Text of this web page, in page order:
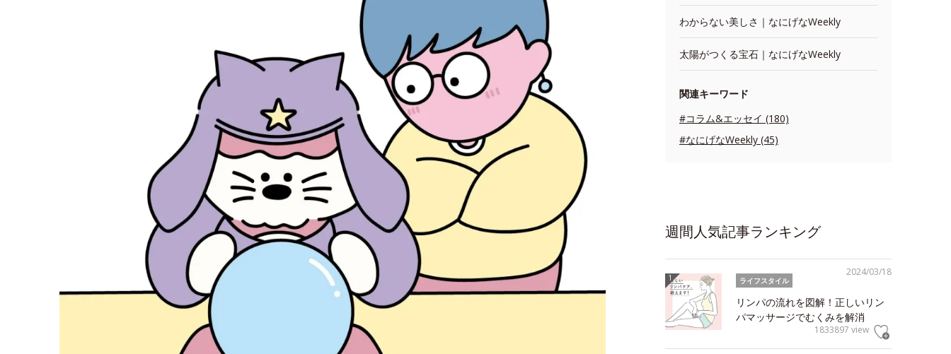
わからない美しさ｜なにげなWeekly
太陽がつくる宝石｜なにげなWeekly
関連キーワード
#コラム&エッセイ (180)
#なにげなWeekly (45)
週間人気記事ランキング
2024/03/18
ライフスタイル
リンパの流れを図解！正しいリン
パマッサージでむくみを解消
1833897 view